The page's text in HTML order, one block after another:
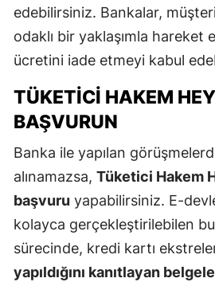
edebilirsiniz. Bankalar,
odaklı bir yaklaşımla hareket
ücretini iade etmeyi kabul
TÜKETICI HAKEM
BAŞVURUN
Banka ile yapılan
alınamazsa, Tüketici Hakem
başvuru yapabilirsiniz. E-
kolayca gerçekleştirilebilen
sürecinde, kredi kartı
yapıldığını kanıtlayan